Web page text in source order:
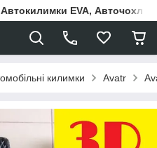
EVA, Авточохли,
килимки Avatr